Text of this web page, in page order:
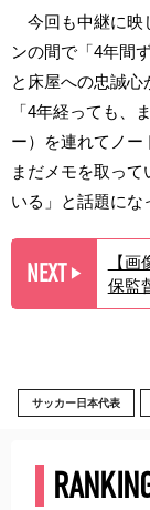
今回も中継に映
ンの間で「4年間
と床屋への忠誠心
「4年経っても、
ー）を連れてノー
まだメモを取っ
いる」と話題にな
NEXT ▶︎
【
保監
サッカー日本代表